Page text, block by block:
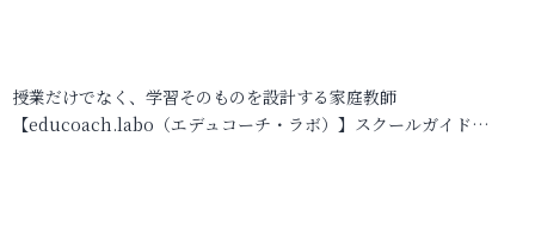
授業だけでなく、学習そのものを設計する家庭教師
【educoach.labo（エデュコーチ・ラボ）】スクールガイド…